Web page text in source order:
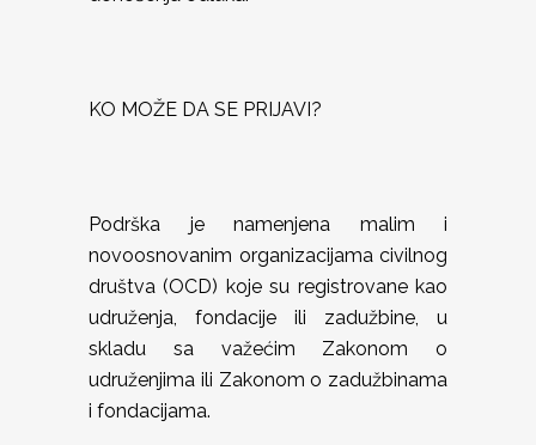
KO MOŽE DA SE PRIJAVI?
Podrška je namenjena malim i
novoosnovanim organizacijama civilnog
društva (OCD) koje su registrovane kao
udruženja, fondacije ili zadužbine, u
skladu sa važećim Zakonom o
udruženjima ili Zakonom o zadužbinama
i fondacijama.